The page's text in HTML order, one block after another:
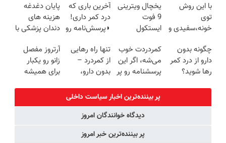
روزه ساخت!
پرکن)
بفروش!
با این روش
توی
خونه،سفیدی و
برگردون
(40%off)
یخچال ویترینی
9 فوت
ایستکول
آخرین باری که
درد کمر داری!
◗پرسش‌نامه رو
پایان دغدغه
هزینه های
دندان پزشکی با
کننده خانگی
چگونه بدون
دارو از درد کمر
رها شوید؟
کمردردت خوب
می‌شه، اگر این
پرسشنامه رو پر
تنها راه رهایی
از کمردرد –
بدون دارو،
«فرم پر کن»
آرتروز مفصل
زانو رو یکبار
برای همیشه
پر بیننده‌ترین اخبار سیاست داخلی
دیدگاه خوانندگان امروز
پر بیننده‌ترین خبر امروز